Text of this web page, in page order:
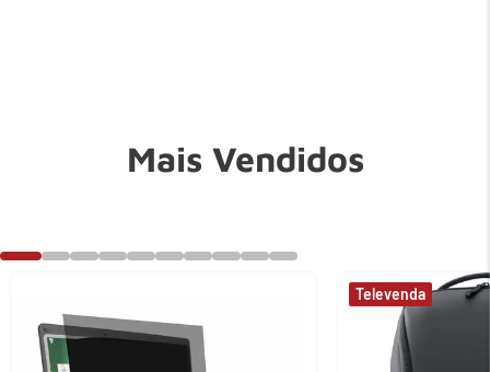
Mais Vendidos